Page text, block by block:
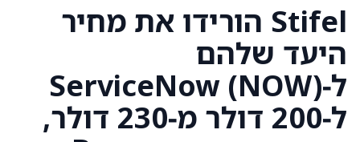
Stifel הורידו את מחיר
היעד שלהם
ל‑ServiceNow (NOW)
ל‑200 דולר מ‑230 דולר,